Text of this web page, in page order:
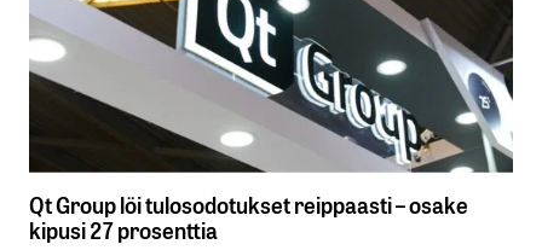
Qt Group löi tulosodotukset reippaasti – osake
kipusi 27 prosenttia